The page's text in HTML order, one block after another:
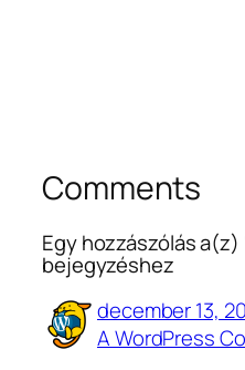
Comments
Egy hozzászólás a(z)
bejegyzéshez
december 13,
A WordPress